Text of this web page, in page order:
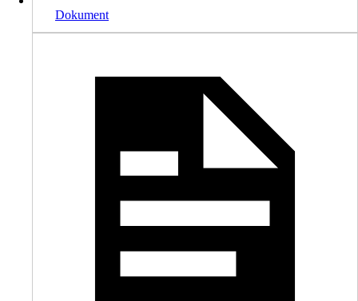
Dokument